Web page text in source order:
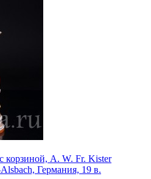
корзиной, A. W. Fr. Kister
Германия, 19 в.